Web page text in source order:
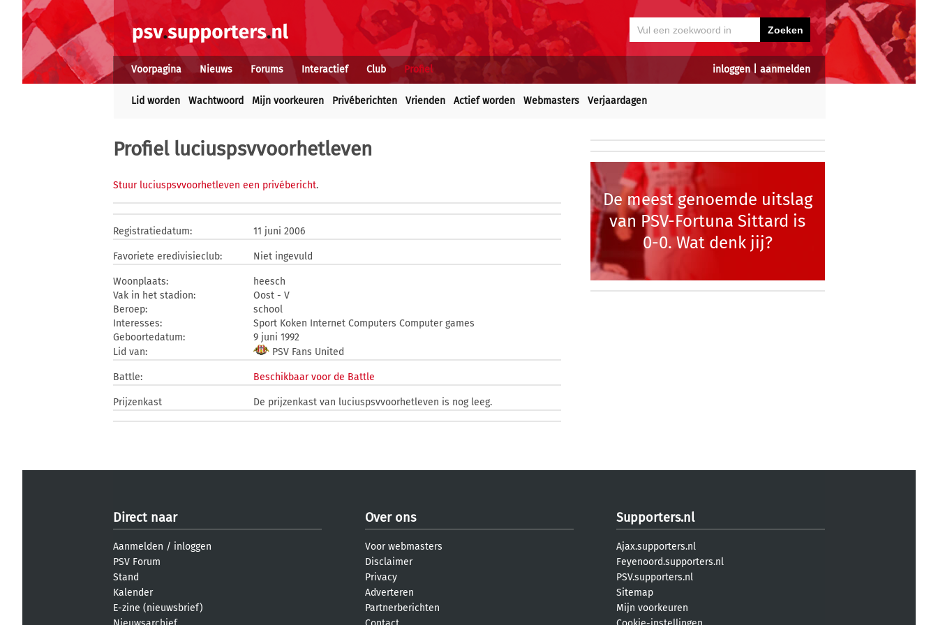
inloggen| aanmelden
Voorpagina Nieuws Forums Interactief Club Profiel
Lid worden Wachtwoord Mijn voorkeuren Privéberichten Vrienden Actief worden Webmasters Verjaardagen
Profiel luciuspsvvoorhetleven
Stuur luciuspsvvoorhetleven een privébericht.
Registratiedatum: 11 juni 2006
Favoriete eredivisieclub: Niet ingevuld
Woonplaats:
heesch
Vak in het stadion:
Oost - V
Beroep:
school
Interesses:
Sport Koken Internet Computers Computer games
Geboortedatum:
9 juni 1992
Lid van:
PSV Fans United
Battle: Beschikbaar voor de Battle
Prijzenkast De prijzenkast van luciuspsvvoorhetleven is nog leeg.
De meest genoemde uitslag
van PSV-Fortuna Sittard is
0-0. Wat denk jij?
Direct naar
Aanmelden / inloggen
PSV Forum
Stand
Kalender
E-zine (nieuwsbrief)
Over ons
Voor webmasters
Disclaimer
Privacy
Adverteren
Partnerberichten
Supporters.nl
Ajax.supporters.nl
Feyenoord.supporters.nl
PSV.supporters.nl
Sitemap
Mijn voorkeuren